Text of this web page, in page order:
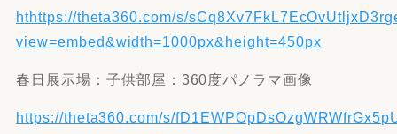
hthttps://theta360.com/s/
view=embed&width=1000px&height=450px
春日展示場：子供部屋：360度パノラマ画像
https://theta360.com/s/